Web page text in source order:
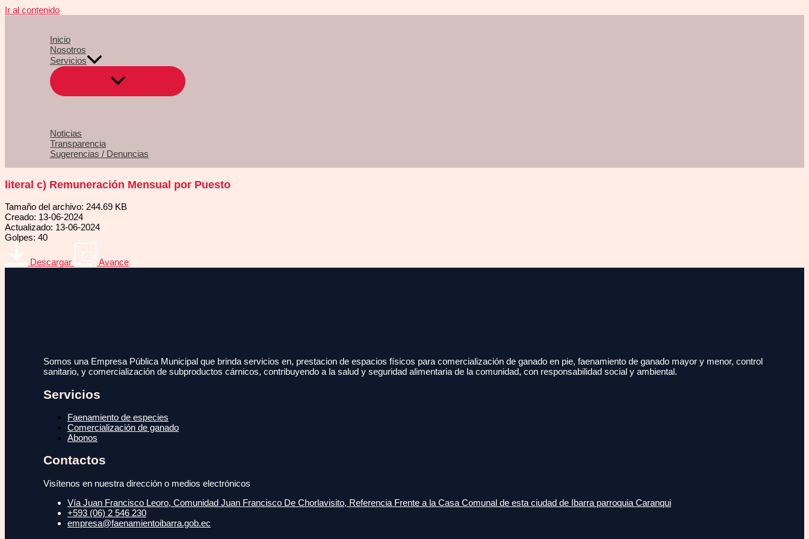
Ir al contenido
Inicio
Nosotros
Servicios
Noticias
Transparencia
Sugerencias / Denuncias
literal c) Remuneración Mensual por Puesto
Tamaño del archivo: 244.69 KB
Creado: 13-06-2024
Actualizado: 13-06-2024
Golpes: 40
Descargar Avance
Somos una Empresa Pública Municipal que brinda servicios en, prestacion de espacios físicos para comercialización de ganado en pie, faenamiento de ganado mayor y menor, control
sanitario, y comercialización de subproductos cárnicos, contribuyendo a la salud y seguridad alimentaria de la comunidad, con responsabilidad social y ambiental.
Servicios
Faenamiento de especies
Comercialización de ganado
Abonos
Contactos
Visítenos en nuestra dirección o medios electrónicos
Vía Juan Francisco Leoro, Comunidad Juan Francisco De Chorlavisito, Referencia Frente a la Casa Comunal de esta ciudad de Ibarra parroquia Caranqui
+593 (06) 2 546 230
empresa@faenamientoibarra.gob.ec